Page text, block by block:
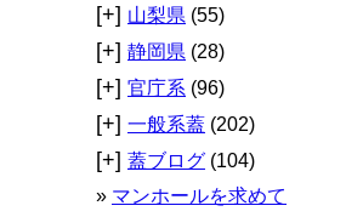
[+] 山梨県 (55)
[+] 静岡県 (28)
[+] 官庁系 (96)
[+] 一般系蓋 (202)
[+] 蓋ブログ (104)
マンホールを求めて